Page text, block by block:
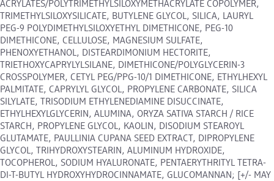
ACRYLATES/POLYTRIMETHYLSILOXYMETHACRYLATE COPOLYMER,
TRIMETHYLSILOXYSILICATE, BUTYLENE GLYCOL, SILICA, LAURYL
PEG-9 POLYDIMETHYLSILOXYETHYL DIMETHICONE, PEG-10
DIMETHICONE, CELLULOSE, MAGNESIUM SULFATE,
PHENOXYETHANOL, DISTEARDIMONIUM HECTORITE,
TRIETHOXYCAPRYLYLSILANE, DIMETHICONE/POLYGLYCERIN-3
CROSSPOLYMER, CETYL PEG/PPG-10/1 DIMETHICONE, ETHYLHEXYL
PALMITATE, CAPRYLYL GLYCOL, PROPYLENE CARBONATE, SILICA
SILYLATE, TRISODIUM ETHYLENEDIAMINE DISUCCINATE,
ETHYLHEXYLGLYCERIN, ALUMINA, ORYZA SATIVA STARCH / RICE
STARCH, PROPYLENE GLYCOL, KAOLIN, DISODIUM STEAROYL
GLUTAMATE, PAULLINIA CUPANA SEED EXTRACT, DIPROPYLENE
GLYCOL, TRIHYDROXYSTEARIN, ALUMINUM HYDROXIDE,
TOCOPHEROL, SODIUM HYALURONATE, PENTAERYTHRITYL TETRA-
DI-T-BUTYL HYDROXYHYDROCINNAMATE, GLUCOMANNAN; [+/- MAY